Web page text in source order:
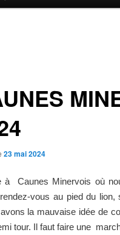
23 mai 2024
à Caunes Minervois où
vous au pied du
la mauvaise idée de
tour. Il faut faire une